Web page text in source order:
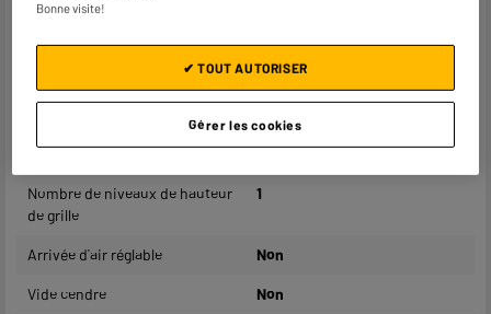
Surface de cuisson (longueur
Oui
Matière intérieure Acier
Nombre de niveaux de hauteur
de grille
1
Arrivée d'air réglable Non
Vide cendre Non
Bonne visite!
Gérer les cookies
✔ TOUT AUTORISER